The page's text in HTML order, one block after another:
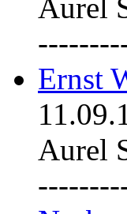
Aurel
Ernst
Aurel